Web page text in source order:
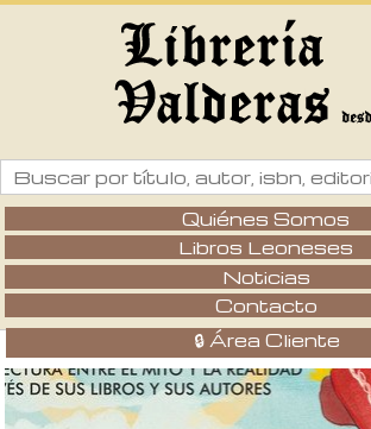
Quiénes Somos
Libros Leoneses
Noticias
Contacto
🔒 Área Cliente